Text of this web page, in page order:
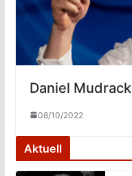
Daniel Mudrack
08/10/2022
Aktuell